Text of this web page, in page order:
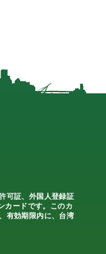
可証、外国人登録証
カードです。このカ
有効期限内に、台湾